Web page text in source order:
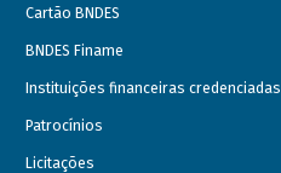
Cartão BNDES
BNDES Finame
Instituições financeiras credenciadas
Patrocínios
Licitações